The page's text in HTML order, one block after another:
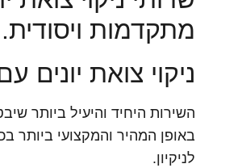
מתקדמות ויסודית.
ניקוי צואת יונים
באופן המהיר והמקצועי ביותר
לניקיון.